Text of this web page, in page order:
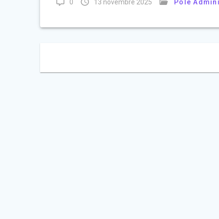
0 13 novembre 2025 Pôle
des